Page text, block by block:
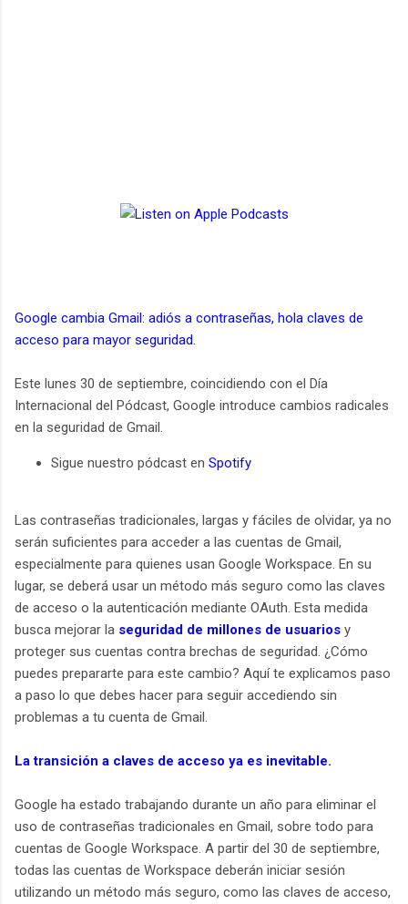
Google cambia Gmail: adiós a contraseñas, hola claves de
acceso para mayor seguridad.
Este lunes 30 de septiembre, coincidiendo con el Día
Internacional del Pódcast, Google introduce cambios radicales
en la seguridad de Gmail.
Sigue nuestro pódcast en Spotify
Las contraseñas tradicionales, largas y fáciles de olvidar, ya no
serán suficientes para acceder a las cuentas de Gmail,
especialmente para quienes usan Google Workspace. En su
lugar, se deberá usar un método más seguro como las claves
de acceso o la autenticación mediante OAuth. Esta medida
busca mejorar la seguridad de millones de usuarios y
proteger sus cuentas contra brechas de seguridad. ¿Cómo
puedes prepararte para este cambio? Aquí te explicamos paso
a paso lo que debes hacer para seguir accediendo sin
problemas a tu cuenta de Gmail.
La transición a claves de acceso ya es inevitable.
Google ha estado trabajando durante un año para eliminar el
uso de contraseñas tradicionales en Gmail, sobre todo para
cuentas de Google Workspace. A partir del 30 de septiembre,
todas las cuentas de Workspace deberán iniciar sesión
utilizando un método más seguro, como las claves de acceso,